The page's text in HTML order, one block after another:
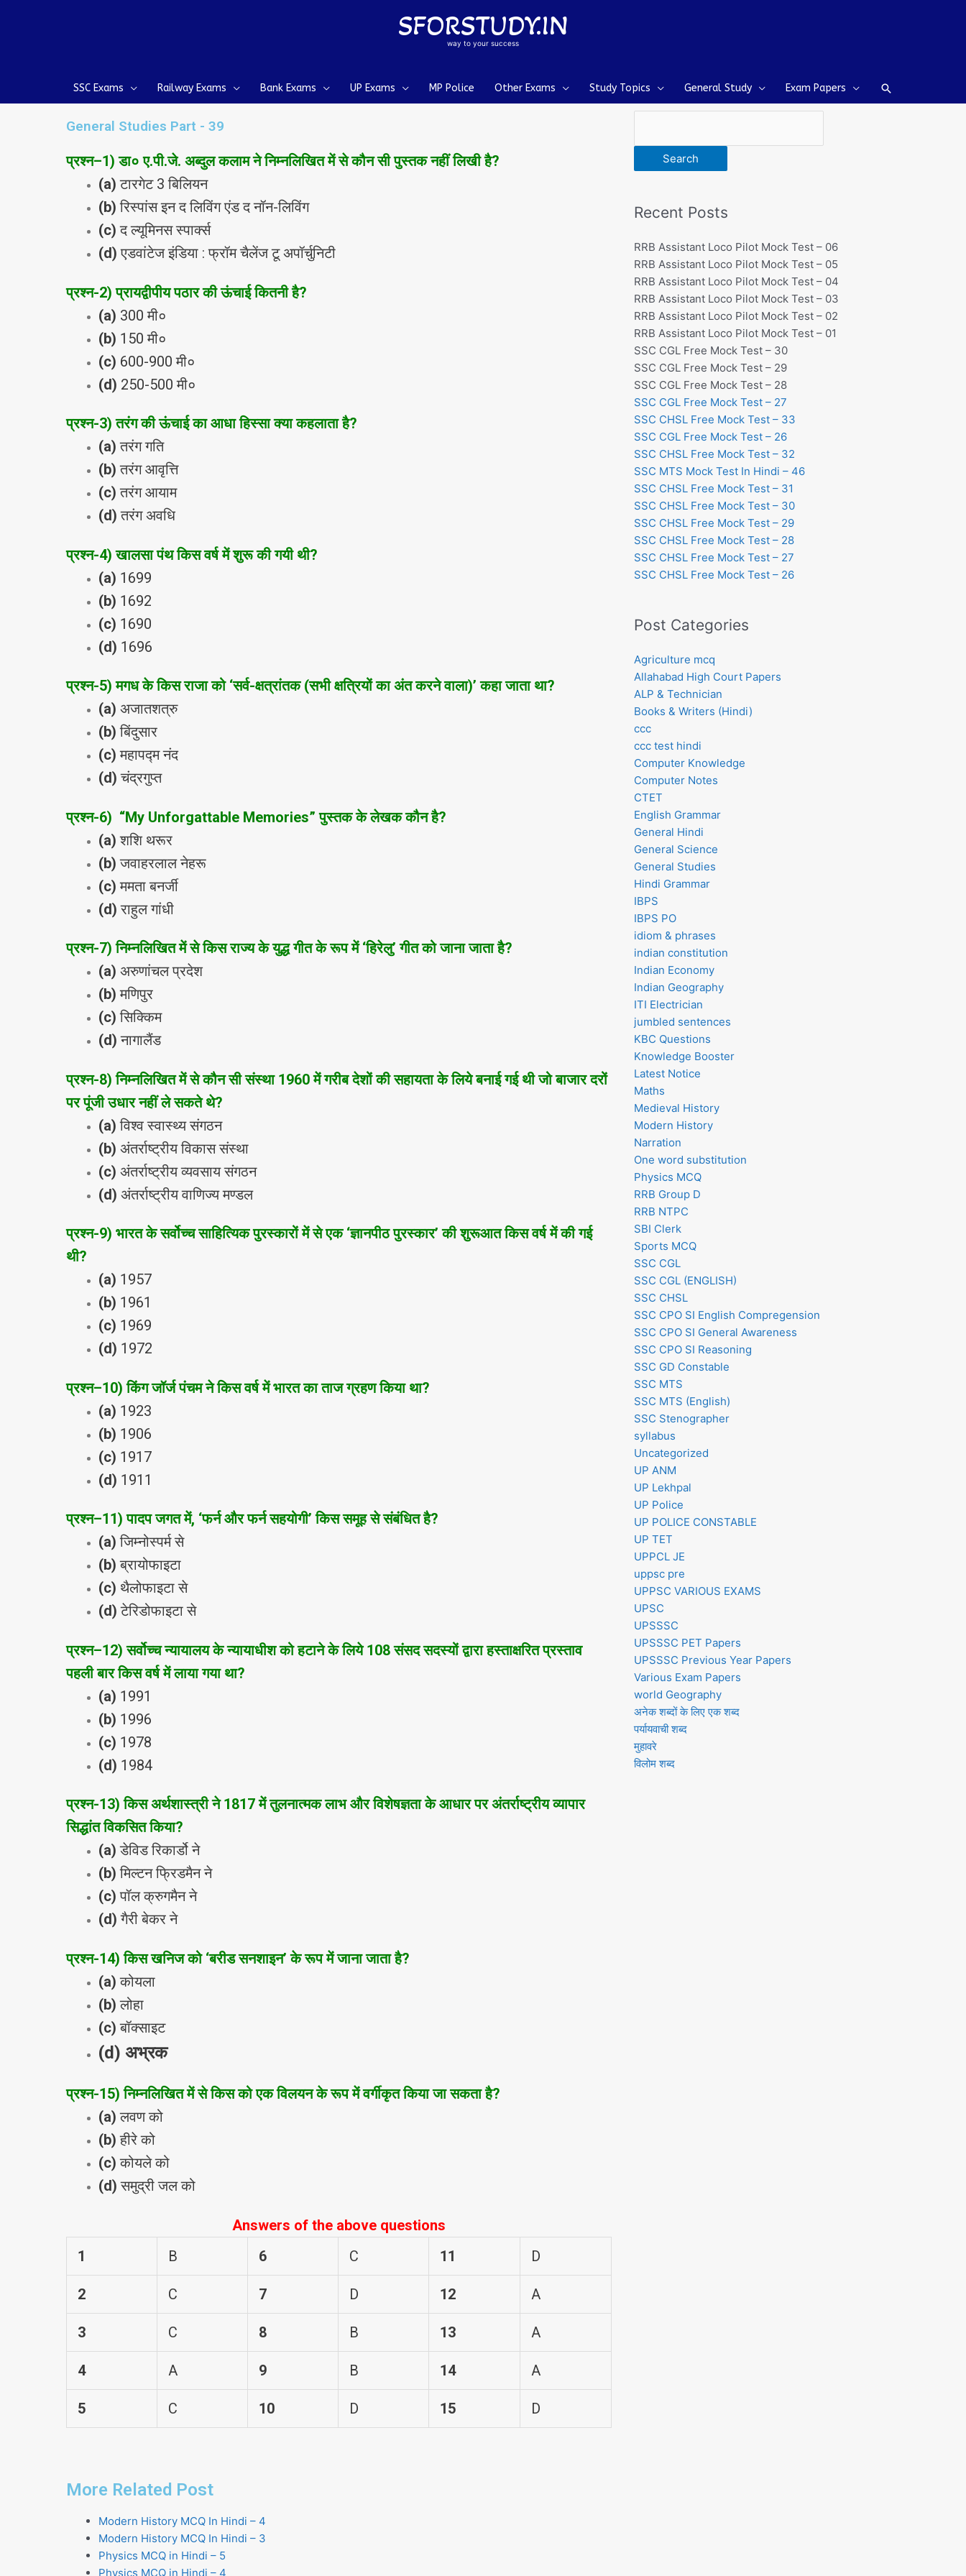
SFORSTUDY.IN
way to your success
SSC Exams Railway Exams Bank Exams UP Exams MP Police Other Exams Study Topics General Study Exam Papers Search
General Studies Part - 39
प्रश्‍न–1) डा० ए.पी.जे. अब्‍दुल कलाम ने निम्‍नलिखित में से कौन सी पुस्‍तक नहीं लिखी है?
(a)टारगेट 3 बिलियन
(b)रिस्‍पांस इन द लिविंग एंड द नॉन-लिविंग
(c)द ल्‍यूमिनस स्‍पार्क्‍स
(d)एडवांटेज इंडिया : फ्रॉम चैलेंज टू अपॉर्चुनिटी
प्रश्‍न-2) प्रायद्वीपीय पठार की ऊंचाई कितनी है?
(a) 300 मी०
(b) 150 मी०
(c) 600-900 मी०
(d) 250-500 मी०
प्रश्‍न-3) तरंग की ऊंचाई का आधा हिस्‍सा क्‍या कहलाता है?
(a)तरंग गति
(b)तरंग आवृत्ति
(c)तरंग आयाम
(d)तरंग अवधि
प्रश्‍न-4) खालसा पंथ किस वर्ष में शुरू की गयी थी?
(a) 1699
(b) 1692
(c) 1690
(d) 1696
प्रश्‍न-5) मगध के किस राजा को ‘सर्व-क्षत्रांतक (सभी क्षत्रियों का अंत करने वाला)’ कहा जाता था?
(a) अजातशत्रु
(b)बिंदुसार
(c)महापद्म नंद
(d)चंद्रगुप्‍त
प्रश्‍न-6) “My Unforgattable Memories” पुस्‍तक के लेखक कौन है?
(a)शशि थरूर
(b)जवाहरलाल नेहरू
(c)ममता बनर्जी
(d)राहुल गांधी
प्रश्‍न-7) निम्‍नलिखित में से किस राज्‍य के युद्ध गीत के रूप में ‘हिरेलु’ गीत को जाना जाता है?
(a) अरुणांचल प्रदेश
(b)मणिपुर
(c)सिक्किम
(d)नागालैंड
प्रश्‍न-8) निम्‍नलिखित में से कौन सी संस्‍था 1960 में गरीब देशों की सहायता के लिये बनाई गई थी जो बाजार दरों
पर पूंजी उधार नहीं ले सकते थे?
(a)विश्‍व स्‍वास्‍थ्‍य संगठन
(b) अंतर्राष्‍ट्रीय विकास संस्‍था
(c) अंतर्राष्‍ट्रीय व्‍यवसाय संगठन
(d) अंतर्राष्‍ट्रीय वाणिज्‍य मण्‍डल
प्रश्‍न-9) भारत के सर्वोच्‍च साहित्यिक पुरस्‍कारों में से एक ‘ज्ञानपीठ पुरस्‍कार’ की शुरूआत किस वर्ष में की गई
थी?
(a) 1957
(b) 1961
(c) 1969
(d) 1972
प्रश्‍न–10) किंग जॉर्ज पंचम ने किस वर्ष में भारत का ताज ग्रहण किया था?
(a) 1923
(b) 1906
(c) 1917
(d) 1911
प्रश्‍न–11) पादप जगत में, ‘फर्न और फर्न सहयोगी’ किस समूह से संबंधित है?
(a)जिम्‍नोस्‍पर्म से
(b)ब्रायोफाइटा
(c) थैलोफाइटा से
(d)टेरिडोफाइटा से
प्रश्‍न–12) सर्वोच्‍च न्‍यायालय के न्‍यायाधीश को हटाने के लिये 108 संसद सदस्‍यों द्वारा हस्‍ताक्षरित प्रस्‍ताव
पहली बार किस वर्ष में लाया गया था?
(a) 1991
(b) 1996
(c) 1978
(d) 1984
प्रश्‍न-13) किस अर्थशास्‍त्री ने 1817 में तुलनात्‍मक लाभ और विशेषज्ञता के आधार पर अंतर्राष्‍ट्रीय व्‍यापार
सिद्धांत विकसित किया?
(a)डेविड रिकार्डो ने
(b)मिल्‍टन फ्रिडमैन ने
(c)पॉल क्रुगमैन ने
(d)गैरी बेकर ने
प्रश्‍न-14) किस खनिज को ‘बरीड सनशाइन’ के रूप में जाना जाता है?
(a)कोयला
(b)लोहा
(c)बॉक्‍साइट
(d) अभ्रक
प्रश्‍न-15) निम्‍नलिखित में से किस को एक विलयन के रूप में वर्गीकृत किया जा सकता है?
(a)लवण को
(b)हीरे को
(c)कोयले को
(d)समुद्री जल को
Answers of the above questions
1
B 6 C 11 D
2 C 7 D 12 A
3 C 8 B 13 A
4 A 9 B 14 A
5 C 10 D 15 D
More Related Post
Modern History MCQ In Hindi – 4
Modern History MCQ In Hindi – 3
Physics MCQ in Hindi – 5
Physics MCQ in Hindi – 4
Search
Recent Posts
RRB Assistant Loco Pilot Mock Test – 06
RRB Assistant Loco Pilot Mock Test – 05
RRB Assistant Loco Pilot Mock Test – 04
RRB Assistant Loco Pilot Mock Test – 03
RRB Assistant Loco Pilot Mock Test – 02
RRB Assistant Loco Pilot Mock Test – 01
SSC CGL Free Mock Test – 30
SSC CGL Free Mock Test – 29
SSC CGL Free Mock Test – 28
SSC CGL Free Mock Test – 27
SSC CHSL Free Mock Test – 33
SSC CGL Free Mock Test – 26
SSC CHSL Free Mock Test – 32
SSC MTS Mock Test In Hindi – 46
SSC CHSL Free Mock Test – 31
SSC CHSL Free Mock Test – 30
SSC CHSL Free Mock Test – 29
SSC CHSL Free Mock Test – 28
SSC CHSL Free Mock Test – 27
SSC CHSL Free Mock Test – 26
Post Categories
Agriculture mcq
Allahabad High Court Papers
ALP & Technician
Books & Writers (Hindi)
ccc
ccc test hindi
Computer Knowledge
Computer Notes
CTET
English Grammar
General Hindi
General Science
General Studies
Hindi Grammar
IBPS
IBPS PO
idiom & phrases
indian constitution
Indian Economy
Indian Geography
ITI Electrician
jumbled sentences
KBC Questions
Knowledge Booster
Latest Notice
Maths
Medieval History
Modern History
Narration
One word substitution
Physics MCQ
RRB Group D
RRB NTPC
SBI Clerk
Sports MCQ
SSC CGL
SSC CGL (ENGLISH)
SSC CHSL
SSC CPO SI English Compregension
SSC CPO SI General Awareness
SSC CPO SI Reasoning
SSC GD Constable
SSC MTS
SSC MTS (English)
SSC Stenographer
syllabus
Uncategorized
UP ANM
UP Lekhpal
UP Police
UP POLICE CONSTABLE
UP TET
UPPCL JE
uppsc pre
UPPSC VARIOUS EXAMS
UPSC
UPSSSC
UPSSSC PET Papers
UPSSSC Previous Year Papers
Various Exam Papers
world Geography
अनेक शब्दों के लिए एक शब्द
पर्यायवाची शब्द
मुहावरे
विलोम शब्द